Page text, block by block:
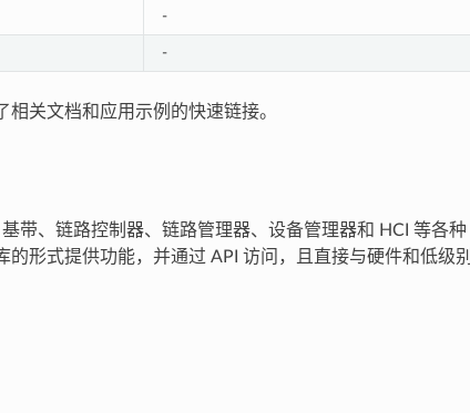
-
-
关文档和应用示例的快速链接。
带、链路控制器、链路管理器、设备管理器和 HCI 等各种
形式提供功能，并通过 API 访问，且直接与硬件和低级别